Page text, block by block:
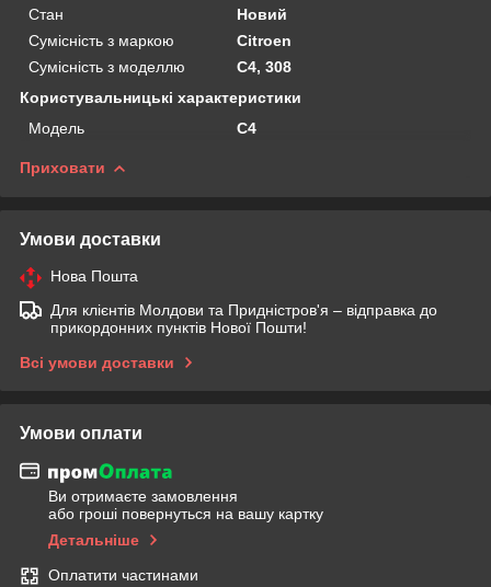
Стан
Новий
Сумісність з маркою
Citroen
Сумісність з моделлю
C4, 308
Користувальницькі характеристики
Мoдель
C4
Приховати
Умови доставки
Нова Пошта
Для клієнтів Молдови та Придністров'я – відправка до
прикордонних пунктів Нової Пошти!
Всі умови доставки
Умови оплати
Ви отримаєте замовлення
або гроші повернуться на вашу картку
Детальніше
Оплатити частинами